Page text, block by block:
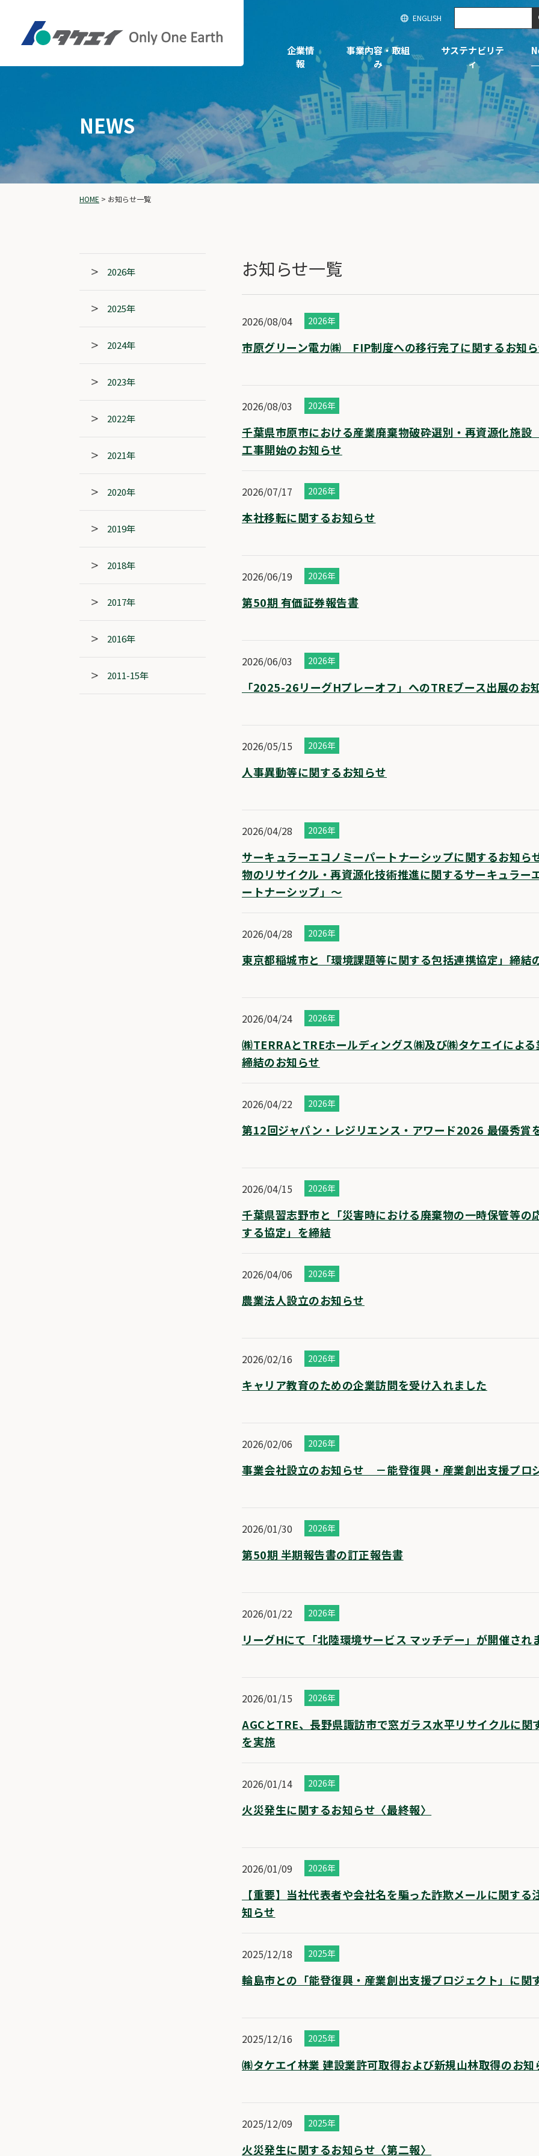
企業情
報
事業内容・取組
み
サステナビリテ
ィ
ENGLISH
NEWS
HOME > お知らせ一覧
お知らせ一覧
2026/08/04 2026年
市原グリーン電力㈱ FIP制度への移行完了に関するお知
2026/08/03 2026年
千葉県市原市における産業廃棄物破砕選別・再資源化施設
工事開始のお知らせ
2026/07/17 2026年
本社移転に関するお知らせ
2026/06/19 2026年
第50期 有価証券報告書
2026/06/03 2026年
「2025-26リーグHプレーオフ」へのTREブース出展のお
2026/05/15 2026年
人事異動等に関するお知らせ
2026/04/28 2026年
サーキュラーエコノミーパートナーシップに関するお知
物のリサイクル・再資源化技術推進に関するサーキュラー
ートナーシップ」～
2026/04/28 2026年
東京都稲城市と「環境課題等に関する包括連携協定」締結
2026/04/24 2026年
㈱TERRAとTREホールディングス㈱及び㈱タケエイによ
締結のお知らせ
2026/04/22 2026年
第12回ジャパン・レジリエンス・アワード2026 最優秀賞
2026/04/15 2026年
千葉県習志野市と「災害時における廃棄物の一時保管等の
する協定」を締結
2026/04/06 2026年
農業法人設立のお知らせ
2026/02/16 2026年
キャリア教育のための企業訪問を受け入れました
2026/02/06 2026年
事業会社設立のお知らせ －能登復興・産業創出支援プロ
2026/01/30 2026年
第50期 半期報告書の訂正報告書
2026/01/22 2026年
リーグHにて「北陸環境サービス マッチデー」が開催され
2026/01/15 2026年
AGCとTRE、長野県諏訪市で窓ガラス水平リサイクルに関
を実施
2026/01/14 2026年
火災発生に関するお知らせ〈最終報〉
2026/01/09 2026年
【重要】当社代表者や会社名を騙った詐欺メールに関する
知らせ
2025/12/18 2025年
輪島市との「能登復興・産業創出支援プロジェクト」に関
2025/12/16 2025年
㈱タケエイ林業 建設業許可取得および新規山林取得のお知
2025/12/09 2025年
火災発生に関するお知らせ〈第二報〉
2026年
2025年
2024年
2023年
2022年
2021年
2020年
2019年
2018年
2017年
2016年
2011-15年